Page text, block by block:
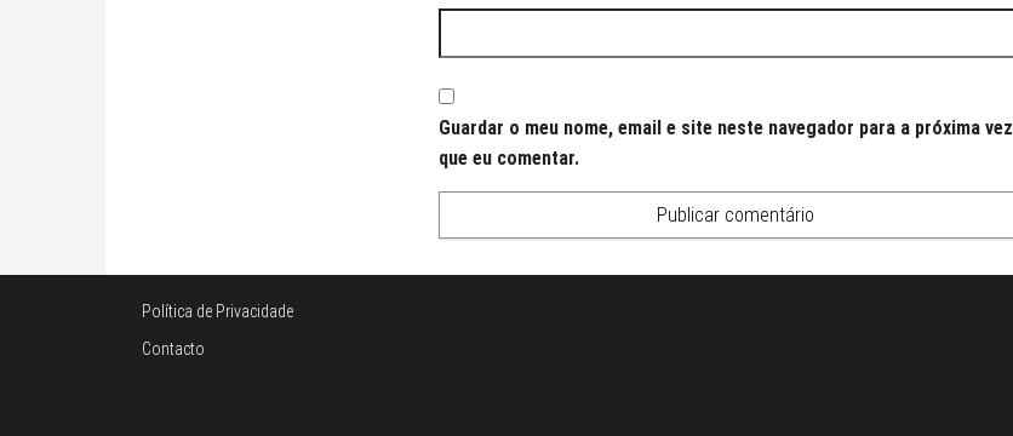
Guardar o meu nome, email e site neste navegador para a próxima vez
que eu comentar.
Política de Privacidade
Contacto